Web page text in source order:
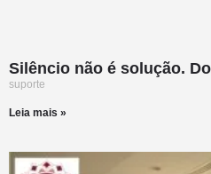
Silêncio não é solução.
suporte
Leia mais »